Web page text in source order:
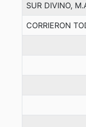
SUR DIVINO,
CORRIERON